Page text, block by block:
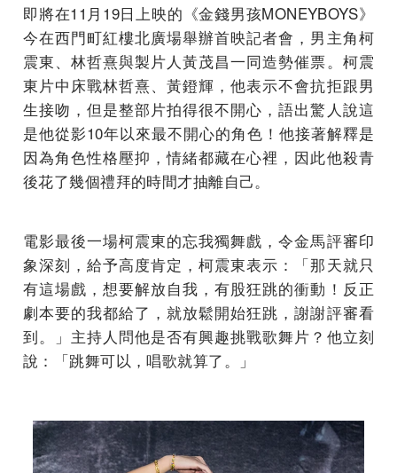
即將在11月19日上映的《金錢男孩MONEYBOYS》
今在西門町紅樓北廣場舉辦首映記者會，男主角柯
震東、林哲熹與製片人黃茂昌一同造勢催票。柯震
東片中床戰林哲熹、黃鐙輝，他表示不會抗拒跟男
生接吻，但是整部片拍得很不開心，語出驚人說這
是他從影10年以來最不開心的角色！他接著解釋是
因為角色性格壓抑，情緒都藏在心裡，因此他殺青
後花了幾個禮拜的時間才抽離自己。
電影最後一場柯震東的忘我獨舞戲，令金馬評審印
象深刻，給予高度肯定，柯震東表示：「那天就只
有這場戲，想要解放自我，有股狂跳的衝動！反正
劇本要的我都給了，就放鬆開始狂跳，謝謝評審看
到。」主持人問他是否有興趣挑戰歌舞片？他立刻
說：「跳舞可以，唱歌就算了。」